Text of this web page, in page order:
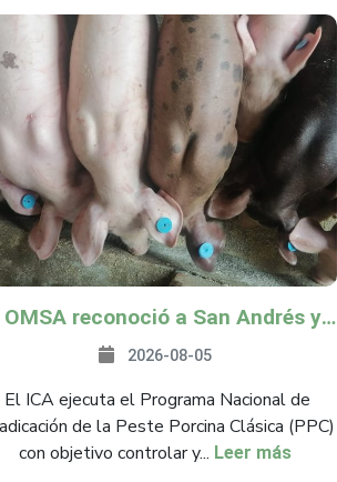
La OMSA reconoció a San Andrés y Providencia como zona libre de Peste Porcina Clásica (PPC)
2026-08-05
El ICA ejecuta el Programa Nacional de
de la Peste Porcina Clásica (PPC)
con objetivo controlar y... Leer más